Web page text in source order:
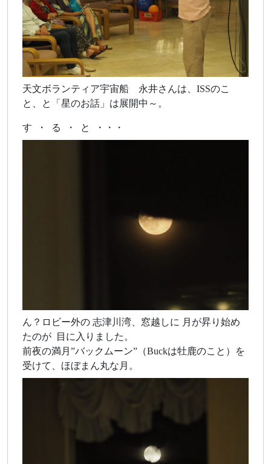
天文ボランティア宇宙船 永井さんは、ISSのこ
と、と「星のお話」は展開中～。
す ・ る ・ と ・・・
ん？ロビー外の 志津川湾、窓越しに 月が昇り始め
たのが 目に入りました。
前夜の満月”バックムーン”（Buckは牡鹿のこと）を
受けて、ほぼまん丸な月。